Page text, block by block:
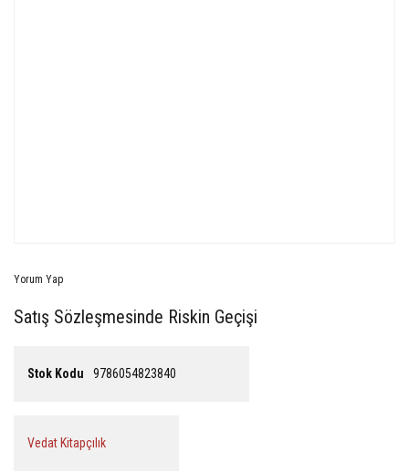
Yorum Yap
Satış Sözleşmesinde Riskin Geçişi
Stok Kodu 9786054823840
Vedat Kitapçılık